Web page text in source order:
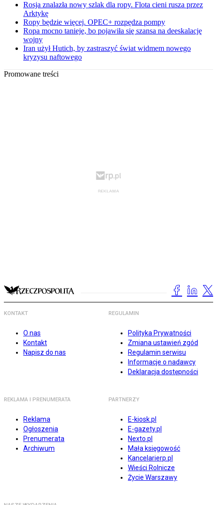
Rosja znalazła nowy szlak dla ropy. Flota cieni rusza przez
Arktykę
Ropy będzie więcej. OPEC+ rozpędza pompy
Ropa mocno tanieje, bo pojawiła się szansa na deeskalację
wojny
Iran użył Hutich, by zastraszyć świat widmem nowego
kryzysu naftowego
Promowane treści
KONTAKT
O nas
Kontakt
Napisz do nas
REGULAMIN
Polityka Prywatności
Zmiana ustawień zgód
Regulamin serwisu
Informacje o nadawcy
Deklaracja dostępności
REKLAMA I PRENUMERATA
Reklama
Ogłoszenia
Prenumerata
Archiwum
PARTNERZY
E-kiosk.pl
E-gazety.pl
Nexto.pl
Mała księgowość
Kancelarierp.pl
Wieści Rolnicze
Życie Warszawy